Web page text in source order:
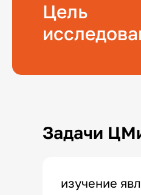
Цель
Задачи
изучение